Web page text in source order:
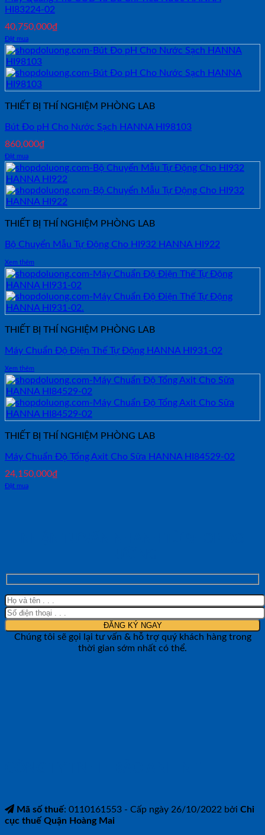
HI83224-02
40,750,000₫
Đặt mua
THIẾT BỊ THÍ NGHIỆM PHÒNG LAB
Bút Đo pH Cho Nước Sạch HANNA HI98103
860,000₫
Đặt mua
THIẾT BỊ THÍ NGHIỆM PHÒNG LAB
Bộ Chuyển Mẫu Tự Động Cho HI932 HANNA HI922
Xem thêm
THIẾT BỊ THÍ NGHIỆM PHÒNG LAB
Máy Chuẩn Độ Điện Thế Tự Động HANNA HI931-02
Xem thêm
THIẾT BỊ THÍ NGHIỆM PHÒNG LAB
Máy Chuẩn Độ Tổng Axit Cho Sữa HANNA HI84529-02
24,150,000₫
Đặt mua
Chúng tôi sẽ gọi lại tư vấn & hỗ trợ quý khách hàng trong
thời gian sớm nhất có thể.
Mã số thuế: 0110161553 - Cấp ngày 26/10/2022 bởi Chi
cục thuế Quận Hoàng Mai